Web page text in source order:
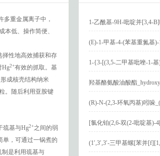
重金属离子中，
本低、操作简便、
择性地高效捕获和存
Hg2+有效的抓取。基
成核壳结构纳米
。随后利用亚胺键
巯基与Hg2+之间的弱
单，可通过一锅煮的
制是利用巯基与